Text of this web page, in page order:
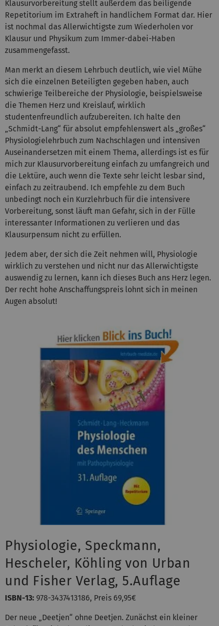
Klausurvorbereitung stellt außerdem das beiligende
Repetitorium im Extraheft in handlichem Format dar. Hier
ist nochmal das Allerwichtigste zum Wiederholen vor
Klausur und Physikum zum Immer-dabei-Haben
zusammengefasst.
Man merkt an diesem Lehrbuch deutlich, wie viel Mühe
sich die einzelnen Beteiligten gegeben haben, auch
schwierige Teilbereiche der Physiologie, beispielsweise
die Themen Herz und Kreislauf, wirklich
studentenfreundlich aufzubereiten. Ich halte den
„Schmidt-Lang“ für absolut empfehlenswert als „großes“
Physiologielehrbuch zum Nachschlagen und intensiven
Auseinandersetzen mit einem Thema, allerdings ist es für
mich zur Klausurvorbereitung einfach zu umfangreich und
die Lektüre, auch wenn die Texte sehr leicht lesbar sind,
einfach zu zeitraubend. Ich empfehle zu dem Buch
unbedingt noch ein Kurzlehrbuch für die intensivere
Vorbereitung, sonst läuft man Gefahr, sich in der Fülle
interessanter Informationen zu verlieren und das
Klausurpensum nicht zu erfüllen.
Jedem aber, der sich die Zeit nehmen will, Physiologie
wirklich zu verstehen und nicht nur das Allerwichtigste
auswendig zu lernen, kann ich dieses Buch ans Herz legen.
Der recht hohe Anschaffungspreis lohnt sich in meinen
Augen absolut!
Physiologie, Speckmann,
Hescheler, Köhling von Urban
und Fisher Verlag, 5.Auflage
ISBN-13: 978-3437413186, Preis 69,95€
Der neue „Deetjen“ ohne Deetjen. Zunächst ein kleiner